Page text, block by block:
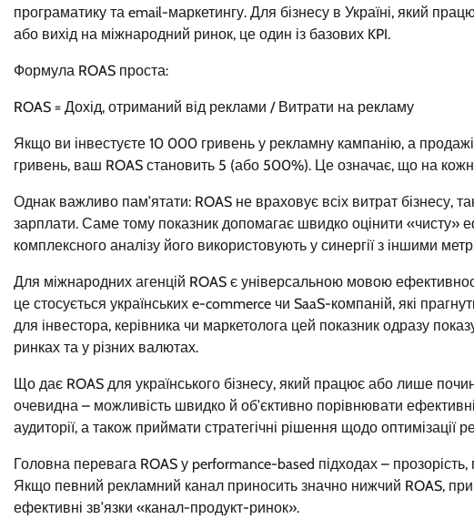
програматику та email-маркетингу. Для бізнесу в Україні, який
або вихід на міжнародний ринок, це один із базових KPI.
Формула ROAS проста:
ROAS = Дохід, отриманий від реклами / Витрати на рекламу
Якщо ви інвестуєте 10 000 гривень у рекламну кампанію, а
гривень, ваш ROAS становить 5 (або 500%). Це означає, що на
Однак важливо пам’ятати: ROAS не враховує всіх витрат бізнесу,
зарплати. Саме тому показник допомагає швидко оцінити «чисту»
комплексного аналізу його використовують у синергії з іншими
Для міжнародних агенцій ROAS є універсальною мовою
це стосується українських e-commerce чи SaaS-компаній, які
для інвестора, керівника чи маркетолога цей показник одразу
ринках та у різних валютах.
Що дає ROAS для українського бізнесу, який працює або лише
очевидна – можливість швидко й об’єктивно порівнювати
аудиторії, а також приймати стратегічні рішення щодо оптимізації
Головна перевага ROAS у performance-based підходах –
Якщо певний рекламний канал приносить значно нижчий ROAS,
ефективні зв’язки «канал-продукт-ринок».